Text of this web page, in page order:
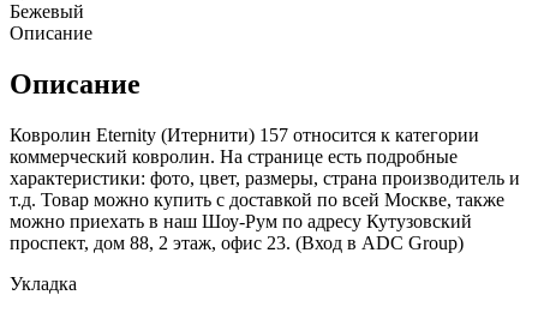
Бежевый
Описание
Описание
Ковролин Eternity (Итернити) 157 относится к категории
коммерческий ковролин. На странице есть подробные
характеристики: фото, цвет, размеры, страна производитель и
т.д. Товар можно купить с доставкой по всей Москве, также
можно приехать в наш Шоу-Рум по адресу Кутузовский
проспект, дом 88, 2 этаж, офис 23. (Вход в ADC Group)
Укладка